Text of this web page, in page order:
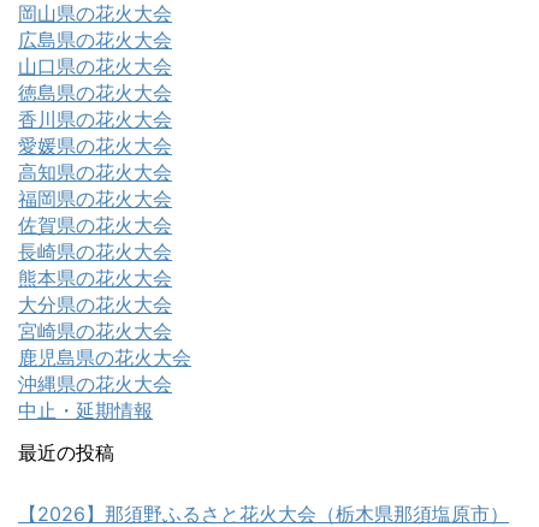
岡山県の花火大会
広島県の花火大会
山口県の花火大会
徳島県の花火大会
香川県の花火大会
愛媛県の花火大会
高知県の花火大会
福岡県の花火大会
佐賀県の花火大会
長崎県の花火大会
熊本県の花火大会
大分県の花火大会
宮崎県の花火大会
鹿児島県の花火大会
沖縄県の花火大会
中止・延期情報
最近の投稿
【2026】那須野ふるさと花火大会（栃木県那須塩原市）